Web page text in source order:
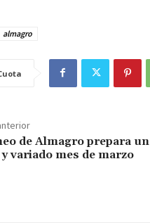
almagro
de Almagro prepara un
variado mes de marzo